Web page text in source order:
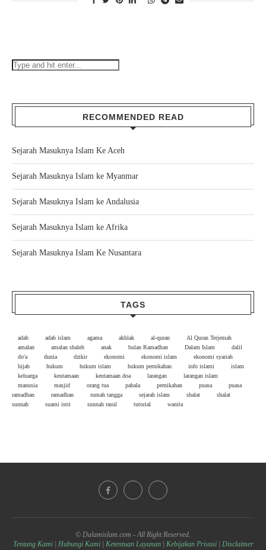
RECOMMENDED READ
Sejarah Masuknya Islam Ke Aceh
Sejarah Masuknya Islam ke Myanmar
Sejarah Masuknya Islam ke Andalusia
Sejarah Masuknya Islam ke Afrika
Sejarah Masuknya Islam Ke Nusantara
TAGS
adab adab islam agama akhlak al-quran
Al Quran Terjemah
amalan
amalan shaleh anak bulan Ramadhan Dalam Islam
dalil
do'a
dunia dzikir ekonomi ekonomi islam
ekonomi syariah
hijab
hukum hukum islam hukum pernikahan info islami
islam
keluarga
keutamaan keutamaan doa larangan
larangan islam
manusia
masjid orang tua pahala pernikahan puasa
puasa
ramadhan
ramadhan rumah tangga sejarah islam shalat
shalat
sunnah
suami istri sunnah rasul tutorial wanita
© Dalamislam.com - All Right Reserved.
Tentang Kami
Hubungi Kami| Ketentuan Layanan| Kebijakan Privasi| Disclaimer